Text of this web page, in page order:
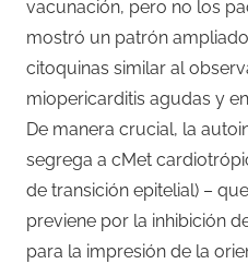
vacunación, pero no los
mostró un patrón
citoquinas similar al
miopericarditis agudas y
De manera crucial, la
segrega a cMet
de transición epitelial) –
previene por la inhibición
para la impresión de la